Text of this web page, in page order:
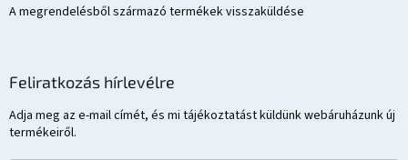
A megrendelésből származó termékek visszaküldése
Feliratkozás hírlevélre
Adja meg az e-mail címét, és mi tájékoztatást küldünk webáruházunk új
termékeiről.